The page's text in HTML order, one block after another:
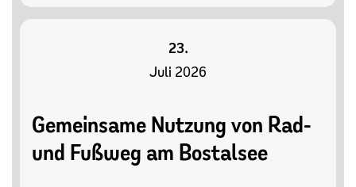
23.
Juli 2026
Gemeinsame Nutzung von Rad-
und Fußweg am Bostalsee